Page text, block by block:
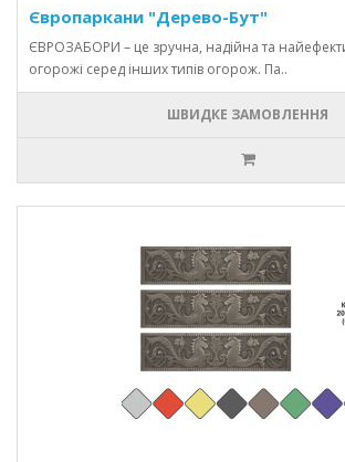
Європаркани "Дерево-Бут"
ЄВРОЗАБОРИ – це зручна, надійна та
огорожі серед інших типів огорож. Па..
ШВИДКЕ ЗАМОВЛЕННЯ